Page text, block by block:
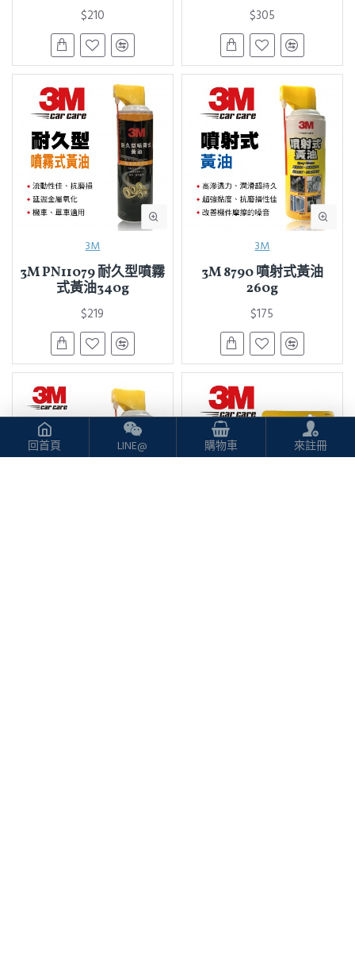
$210 $305
3M
3M PN11079 耐久型噴霧
式黃油340g
$219
3M
3M 8790 噴射式黃油
260g
$175
回首頁 LINE@ 購物車 來註冊